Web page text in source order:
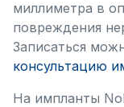
миллиметра в
повреждения
Записаться
консультацию
На импланты